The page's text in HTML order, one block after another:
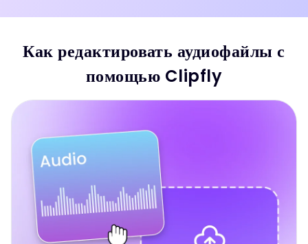
Как редактировать аудиофайлы с
помощью Clipfly